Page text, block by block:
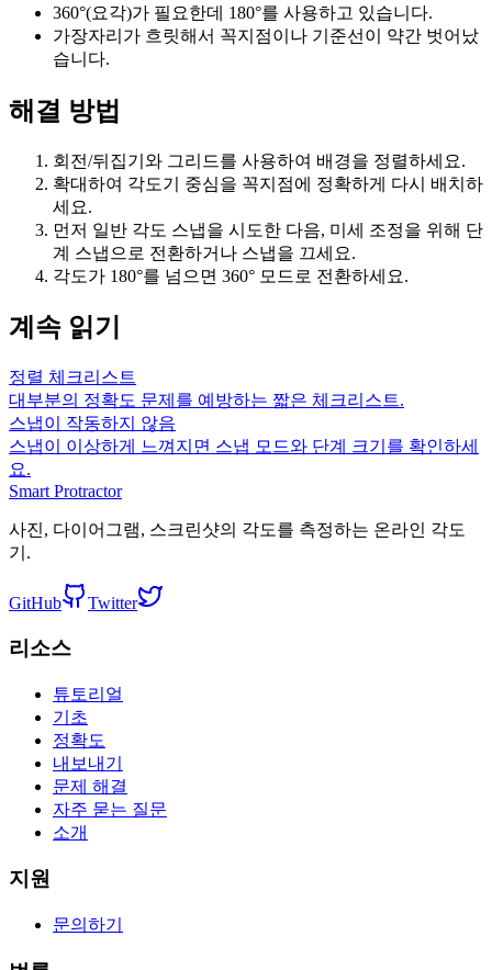
360°(요각)가 필요한데 180°를 사용하고 있습니다.
가장자리가 흐릿해서 꼭지점이나 기준선이 약간 벗어났
습니다.
해결 방법
회전/뒤집기와 그리드를 사용하여 배경을 정렬하세요.
확대하여 각도기 중심을 꼭지점에 정확하게 다시 배치하
세요.
먼저 일반 각도 스냅을 시도한 다음, 미세 조정을 위해 단
계 스냅으로 전환하거나 스냅을 끄세요.
각도가 180°를 넘으면 360° 모드로 전환하세요.
계속 읽기
정렬 체크리스트
대부분의 정확도 문제를 예방하는 짧은 체크리스트.
스냅이 작동하지 않음
스냅이 이상하게 느껴지면 스냅 모드와 단계 크기를 확인하세
요.
Smart Protractor
사진, 다이어그램, 스크린샷의 각도를 측정하는 온라인 각도
기.
GitHub Twitter
리소스
튜토리얼
기초
정확도
내보내기
문제 해결
자주 묻는 질문
소개
지원
문의하기